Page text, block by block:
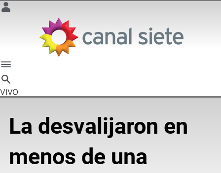
VIVO
La desvalijaron en
menos de una